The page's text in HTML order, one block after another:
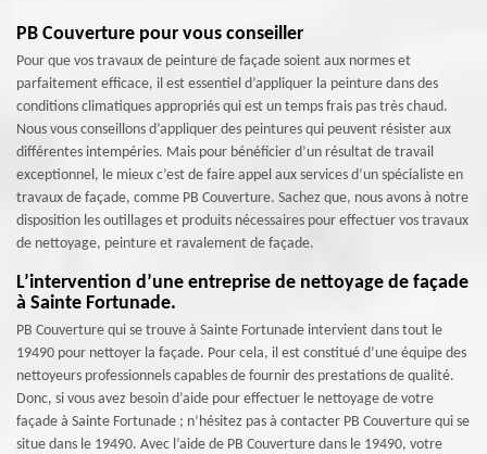
PB Couverture pour vous conseiller
Pour que vos travaux de peinture de façade soient aux normes et
parfaitement efficace, il est essentiel d’appliquer la peinture dans des
conditions climatiques appropriés qui est un temps frais pas très chaud.
Nous vous conseillons d’appliquer des peintures qui peuvent résister aux
différentes intempéries. Mais pour bénéficier d’un résultat de travail
exceptionnel, le mieux c’est de faire appel aux services d’un spécialiste en
travaux de façade, comme PB Couverture. Sachez que, nous avons à notre
disposition les outillages et produits nécessaires pour effectuer vos travaux
de nettoyage, peinture et ravalement de façade.
L’intervention d’une entreprise de nettoyage de façade
à Sainte Fortunade.
PB Couverture qui se trouve à Sainte Fortunade intervient dans tout le
19490 pour nettoyer la façade. Pour cela, il est constitué d’une équipe des
nettoyeurs professionnels capables de fournir des prestations de qualité.
Donc, si vous avez besoin d’aide pour effectuer le nettoyage de votre
façade à Sainte Fortunade ; n’hésitez pas à contacter PB Couverture qui se
situe dans le 19490. Avec l’aide de PB Couverture dans le 19490, votre